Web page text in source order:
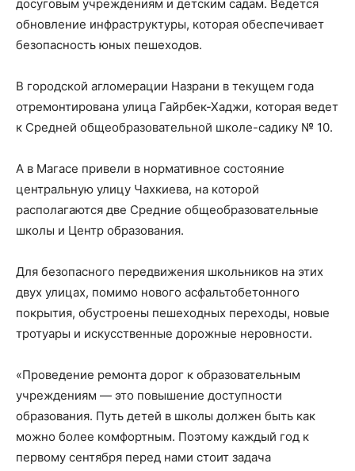
досуговым учреждениям и детским садам. Ведется
обновление инфраструктуры, которая обеспечивает
безопасность юных пешеходов.
В городской агломерации Назрани в текущем года
отремонтирована улица Гайрбек-Хаджи, которая ведет
к Средней общеобразовательной школе-садику № 10.
А в Магасе привели в нормативное состояние
центральную улицу Чахкиева, на которой
располагаются две Средние общеобразовательные
школы и Центр образования.
Для безопасного передвижения школьников на этих
двух улицах, помимо нового асфальтобетонного
покрытия, обустроены пешеходных переходы, новые
тротуары и искусственные дорожные неровности.
«Проведение ремонта дорог к образовательным
учреждениям — это повышение доступности
образования. Путь детей в школы должен быть как
можно более комфортным. Поэтому каждый год к
первому сентября перед нами стоит задача